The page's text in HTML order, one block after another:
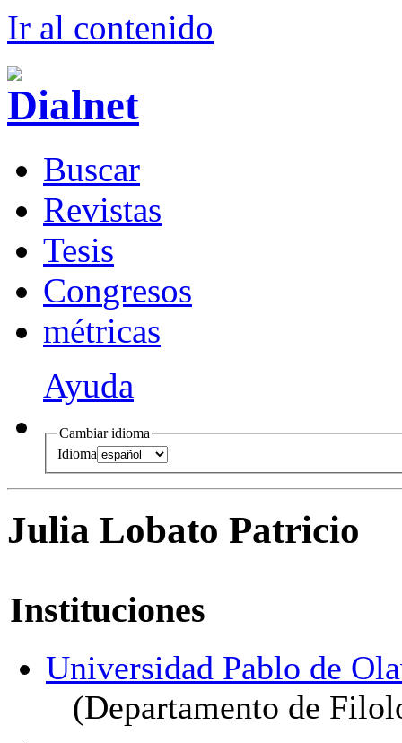
Ir al contenido
Buscar
Revistas
Tesis
Congresos
métricas
Ayuda
Cambiar idioma
Idioma
Julia Lobato Patricio
Instituciones
Universidad Pablo de
(Departamento de